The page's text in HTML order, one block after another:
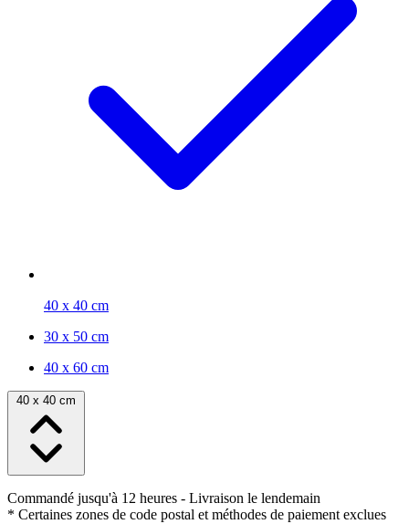
40 x 40 cm
30 x 50 cm
40 x 60 cm
40 x 40 cm
Commandé jusqu'à 12 heures - Livraison le lendemain
* Certaines zones de code postal et méthodes de paiement exclues